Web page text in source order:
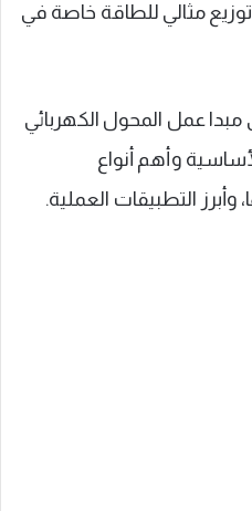
مثالي للطاقة خاصة في
عمل المحول الكهربائي
وأهم أنواع
وأبرز التطبيقات العملية.